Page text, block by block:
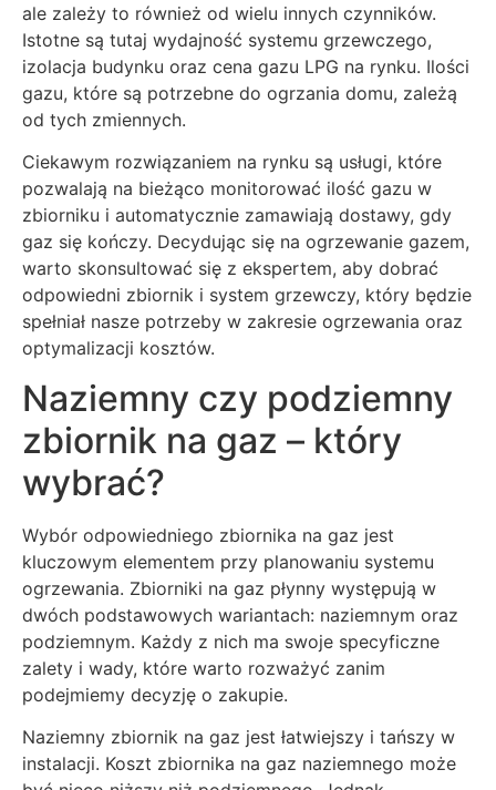
ale zależy to również od wielu innych czynników.
Istotne są tutaj wydajność systemu grzewczego,
izolacja budynku oraz cena gazu LPG na rynku. Ilości
gazu, które są potrzebne do ogrzania domu, zależą
od tych zmiennych.
Ciekawym rozwiązaniem na rynku są usługi, które
pozwalają na bieżąco monitorować ilość gazu w
zbiorniku i automatycznie zamawiają dostawy, gdy
gaz się kończy. Decydując się na ogrzewanie gazem,
warto skonsultować się z ekspertem, aby dobrać
odpowiedni zbiornik i system grzewczy, który będzie
spełniał nasze potrzeby w zakresie ogrzewania oraz
optymalizacji kosztów.
Naziemny czy podziemny
zbiornik na gaz – który
wybrać?
Wybór odpowiedniego zbiornika na gaz jest
kluczowym elementem przy planowaniu systemu
ogrzewania. Zbiorniki na gaz płynny występują w
dwóch podstawowych wariantach: naziemnym oraz
podziemnym. Każdy z nich ma swoje specyficzne
zalety i wady, które warto rozważyć zanim
podejmiemy decyzję o zakupie.
Naziemny zbiornik na gaz jest łatwiejszy i tańszy w
instalacji. Koszt zbiornika na gaz naziemnego może